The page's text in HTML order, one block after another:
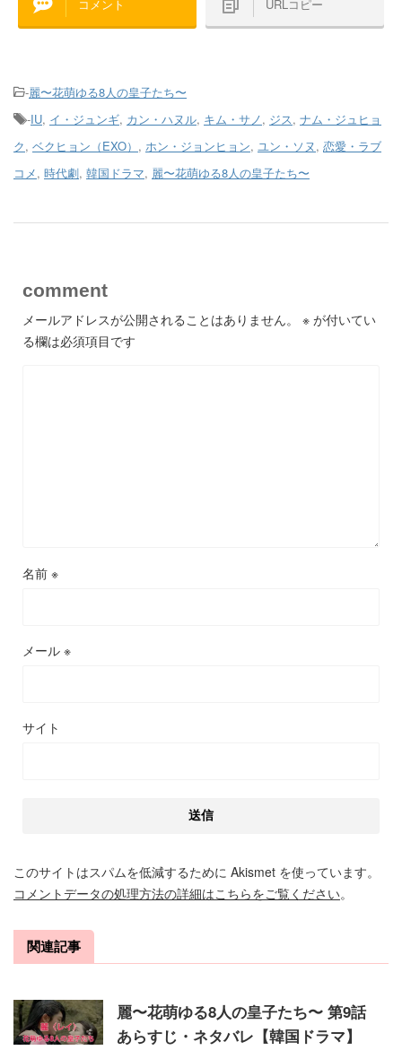
コメント URLコピー
-麗〜花萌ゆる8人の皇子たち〜
-IU, イ・ジュンギ, カン・ハヌル, キム・サノ, ジス, ナム・ジュヒョ
ク, ベクヒョン（EXO） , ホン・ジョンヒョン, ユン・ソヌ, 恋愛・ラブ
コメ, 時代劇, 韓国ドラマ, 麗〜花萌ゆる8人の皇子たち〜
comment
メールアドレスが公開されることはありません。 ※ が付いてい
る欄は必須項目です
名前 ※
メール ※
サイト
このサイトはスパムを低減するために Akismet を使っています。
コメントデータの処理方法の詳細はこちらをご覧ください。
関連記事
麗〜花萌ゆる8人の皇子たち〜 第9話
あらすじ・ネタバレ【韓国ドラマ】